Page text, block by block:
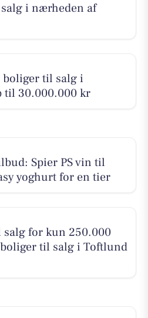
i nærheden af
boliger til salg i
til 30.000.000 kr
Spier PS vin til
yoghurt for en tier
salg for kun 250.000
til salg i Toftlund